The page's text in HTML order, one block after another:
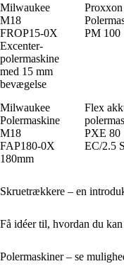
Milwaukee
M18
FROP15-0X
Excenter-
polermaskine
med 15 mm
bevægelse
Proxxon
PM 100
Milwaukee
Polermaskine
M18
FAP180-0X
180mm
Flex
PXE 80
EC/2.5
Skruetrækkere – en
Få idéer til, hvordan du
Polermaskiner – se